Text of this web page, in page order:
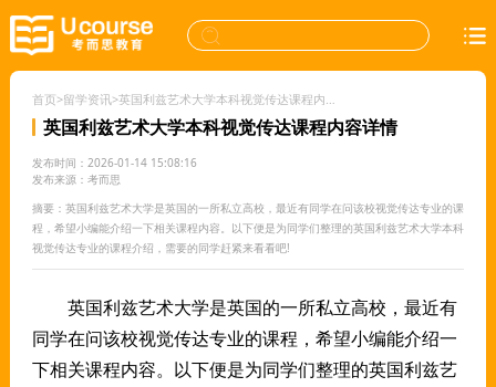
首页>留学资讯> 英国利兹艺术大学本科视觉传达课程内容详情
英国利兹艺术大学本科视觉传达课程内容详情
发布时间：2026-01-14 15:08:16
发布来源：考而思
摘要：英国利兹艺术大学是英国的一所私立高校，最近有同学在问该校视觉传达专业的课
程，希望小编能介绍一下相关课程内容。以下便是为同学们整理的英国利兹艺术大学本科
视觉传达专业的课程介绍，需要的同学赶紧来看看吧!
英国利兹艺术大学是英国的一所私立高校，最近有
同学在问该校视觉传达专业的课程，希望小编能介绍一
下相关课程内容。以下便是为同学们整理的英国利兹艺